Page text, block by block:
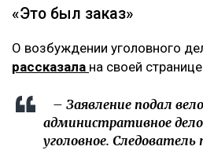
«Это был заказ»
О возбуждении уголовного
рассказала на своей
– Заявление подал
административное
уголовное.